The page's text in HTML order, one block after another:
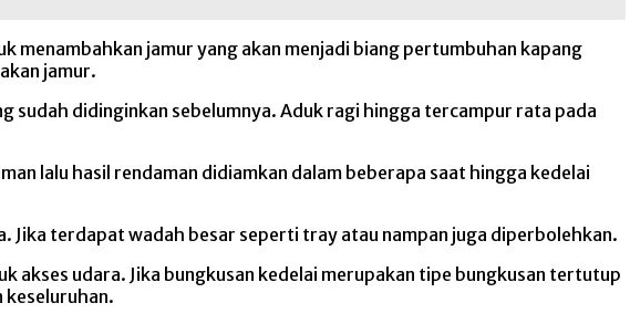
menambahkan jamur yang akan menjadi biang pertumbuhan kapang
jamur.
sudah didinginkan sebelumnya. Aduk ragi hingga tercampur rata pada
lalu hasil rendaman didiamkan dalam beberapa saat hingga kedelai
Jika terdapat wadah besar seperti tray atau nampan juga diperbolehkan.
akses udara. Jika bungkusan kedelai merupakan tipe bungkusan tertutup
keseluruhan.